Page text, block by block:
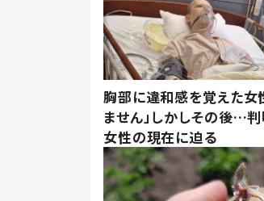
胸部に違和感を覚えた女
ません」しかしその後…
女性の現在に迫る